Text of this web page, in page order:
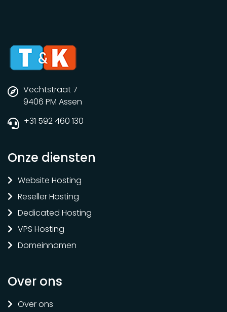
Vechtstraat 7
9406 PM Assen
+31 592 460 130
Onze diensten
Website Hosting
Reseller Hosting
Dedicated Hosting
VPS Hosting
Domeinnamen
Over ons
Over ons